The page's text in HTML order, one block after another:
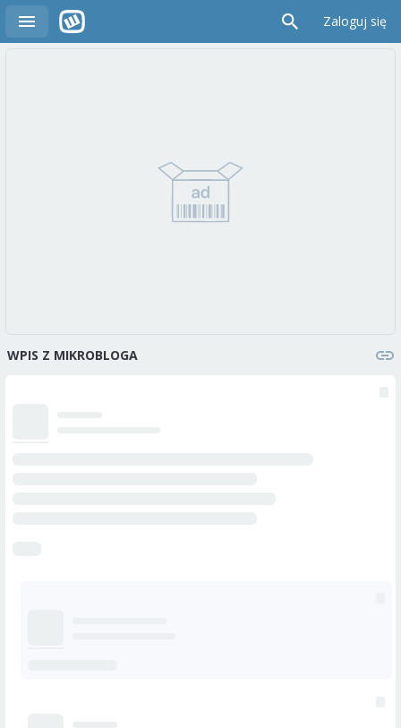
Zaloguj się
WPIS Z MIKROBLOGA